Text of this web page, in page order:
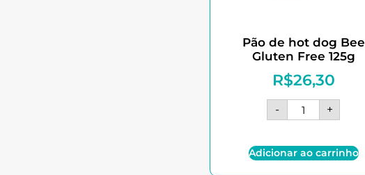
Pão de hot dog Bee
Gluten Free 125g
R$26,30
- +
Adicionar ao carrinho